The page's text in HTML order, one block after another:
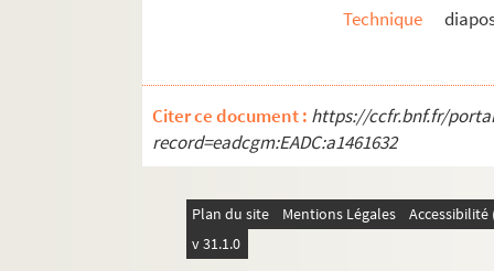
Technique
Citer ce document : https://ccfr.bnf.fr/
record=eadcgm:EADC:a1461632
Plan du site Mentions Légales
v 31.1.0